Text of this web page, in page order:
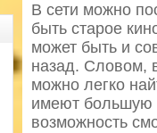
В сети можно
быть старое
может быть и
назад. Словом,
можно легко
имеют большую
возможность